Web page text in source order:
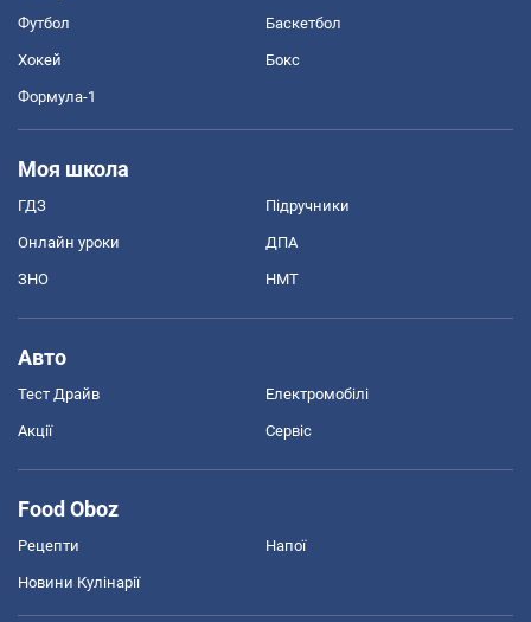
Футбол Баскетбол
Хокей Бокс
Формула-1
Моя школа
ГДЗ Підручники
Онлайн уроки ДПА
ЗНО НМТ
Авто
Тест Драйв Електромобілі
Акції Сервіс
Food Oboz
Рецепти Напої
Новини Кулінарії